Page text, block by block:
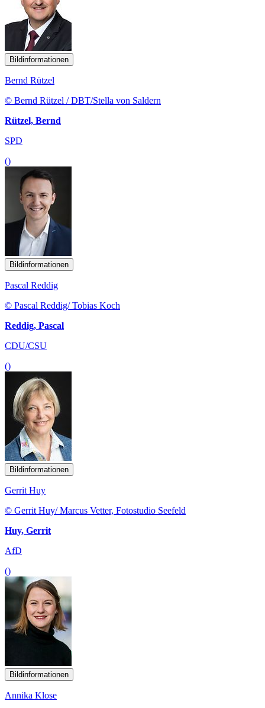
Bildinformationen
Bernd Rützel
© Bernd Rützel / DBT/Stella von Saldern
Rützel, Bernd
SPD
()
Bildinformationen
Pascal Reddig
© Pascal Reddig/ Tobias Koch
Reddig, Pascal
CDU/CSU
()
Bildinformationen
Gerrit Huy
© Gerrit Huy/ Marcus Vetter, Fotostudio Seefeld
Huy, Gerrit
AfD
()
Bildinformationen
Annika Klose